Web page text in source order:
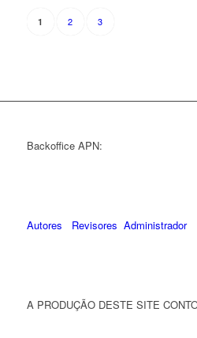
1 2 3
Backoffice APN:
Autores Revisores Administrador
A PRODUÇÃO DESTE SITE